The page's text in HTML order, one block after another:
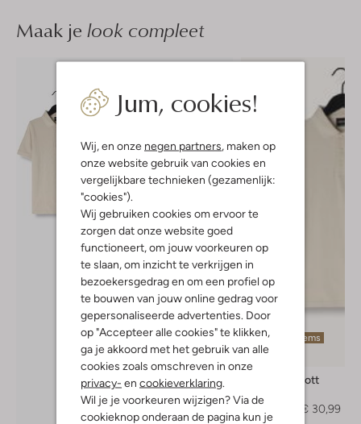
Jum, cookies!
Wij, en onze negen partners, maken op
onze website gebruik van cookies en
vergelijkbare technieken (gezamenlijk:
"cookies").
Wij gebruiken cookies om ervoor te
zorgen dat onze website goed
functioneert, om jouw voorkeuren op
te slaan, om inzicht te verkrijgen in
bezoekersgedrag en om een profiel op
te bouwen van jouw online gedrag voor
gepersonaliseerde advertenties. Door
op "Accepteer alle cookies" te klikken,
ga je akkoord met het gebruik van alle
cookies zoals omschreven in onze
privacy- en cookieverklaring.
Wil je je voorkeuren wijzigen? Via de
cookieknop onderaan de pagina kun je
Maak je look compleet
Laatste items
-30%
Lyle & Scott
Polo
€ 30,99